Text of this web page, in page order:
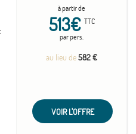
à partir de
513€ TTC
par pers.
au lieu de582 €
VOIR L'OFFRE